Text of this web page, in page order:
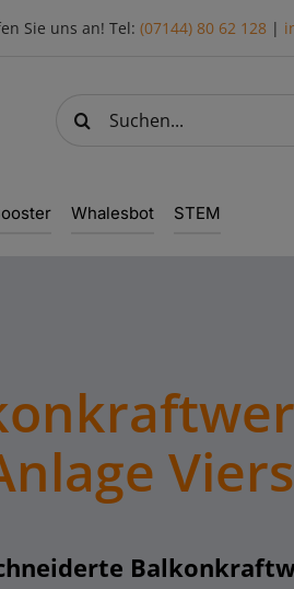
Sie uns an! Tel: (07144) 80 62 128|
nach:
Whalesbot STEM